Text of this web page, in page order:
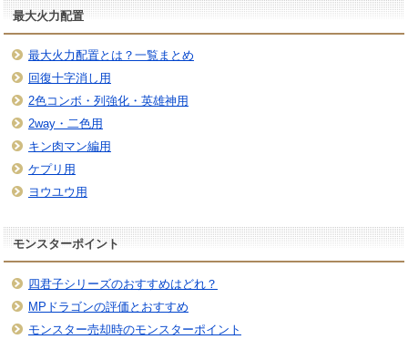
最大火力配置
最大火力配置とは？一覧まとめ
回復十字消し用
2色コンボ・列強化・英雄神用
2way・二色用
キン肉マン編用
ケプリ用
ヨウユウ用
モンスターポイント
四君子シリーズのおすすめはどれ？
MPドラゴンの評価とおすすめ
モンスター売却時のモンスターポイント